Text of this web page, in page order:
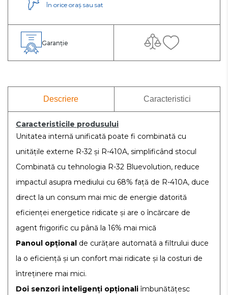
În orice oraș sau sat
Garanție
Descriere Caracteristici
Caracteristicile produsului
Unitatea internă unificată poate fi combinată cu
unitățile externe R-32 și R-410A, simplificând stocul
Combinată cu tehnologia R-32 Bluevolution, reduce
impactul asupra mediului cu 68% față de R-410A, duce
direct la un consum mai mic de energie datorită
eficienței energetice ridicate și are o încărcare de
agent frigorific cu până la 16% mai mică
Panoul opțional de curățare automată a filtrului duce
la o eficiență și un confort mai ridicate și la costuri de
întreținere mai mici.
Doi senzori inteligenți opționaliîmbunătățesc